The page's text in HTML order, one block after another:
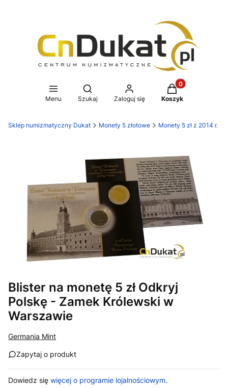
Menu
Otwórz wyszukiwarkę
Szukaj Zaloguj się
Produkty w
Koszyk
Sklep numizmatyczny Dukat Monety 5 złotowe Monety 5 zł z 2014 r.
Blister na monetę 5 zł Odkryj
Polskę - Zamek Królewski w
Warszawie
Germania Mint
Zapytaj o produkt
Dowiedz się więcej o programie lojalnościowym.